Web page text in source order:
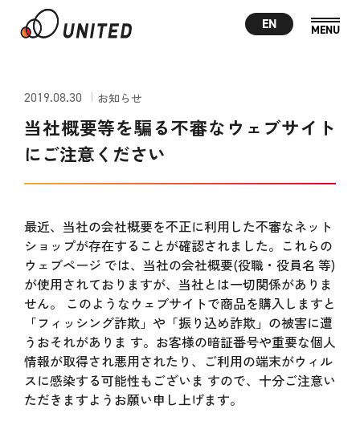
EN
2019.08.30 お知らせ
当社概要等を騙る不審なウェブサイト
にご注意ください
最近、当社の会社概要を不正に利用した不審なネット
ショップが存在することが確認されました。これらの
ウェブページ では、当社の会社概要(役職・役員名 等)
が使用されておりますが、当社とは一切関係がありま
せん。 このようなウェブサイトで商品を購入しますと
「フィッシング詐欺」や「振り込め詐欺」の被害に遭
うおそれがありま す。お客様の暗証番号や重要な個人
情報が取得され悪用されたり、ご利用の端末がウィル
スに感染する可能性もございま すので、十分ご注意い
ただきますようお願い申し上げます。